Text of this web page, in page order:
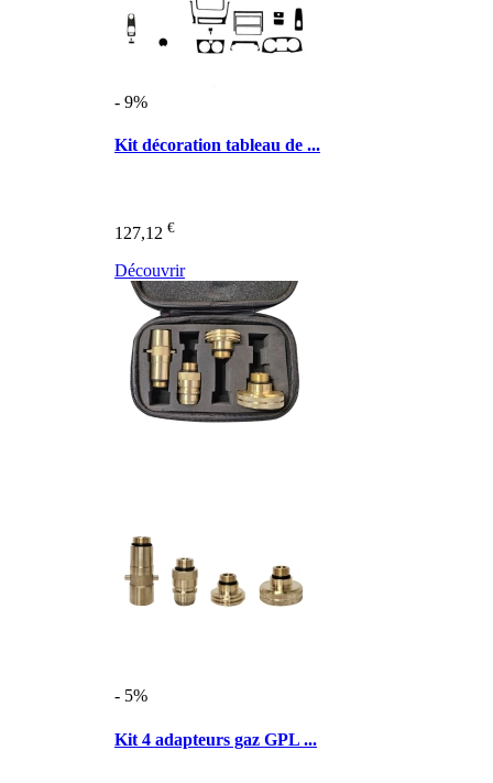
- 9%
Kit décoration tableau de ...
127,12 €
Découvrir
- 5%
Kit 4 adapteurs gaz GPL ...